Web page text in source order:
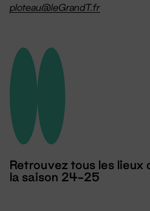
ploteau@leGrandT.fr
Retrouvez tous les lieux
la saison 24-25